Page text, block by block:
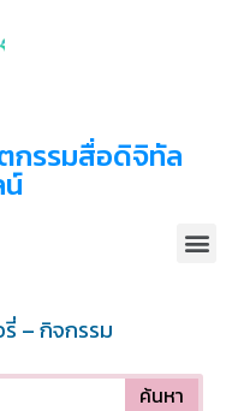
กรรมสื่อดิจิทัล
– กิจกรรม
ค้นหา